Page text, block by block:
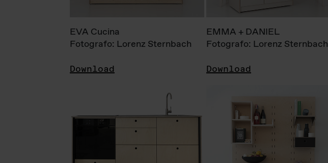
EVA Cucina
Fotografo: Lorenz Sternbach
Download
EMMA + DANIEL
Fotografo: Lorenz Sternbach
Download